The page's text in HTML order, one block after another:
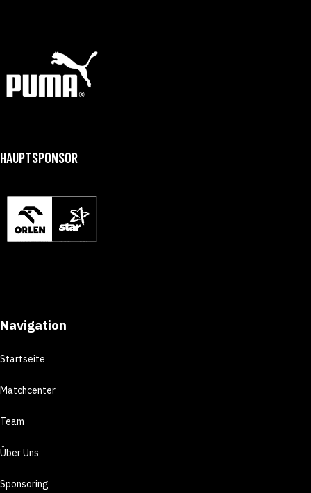
HAUPTSPONSOR
Navigation
Startseite
Matchcenter
Team
Über Uns
Sponsoring